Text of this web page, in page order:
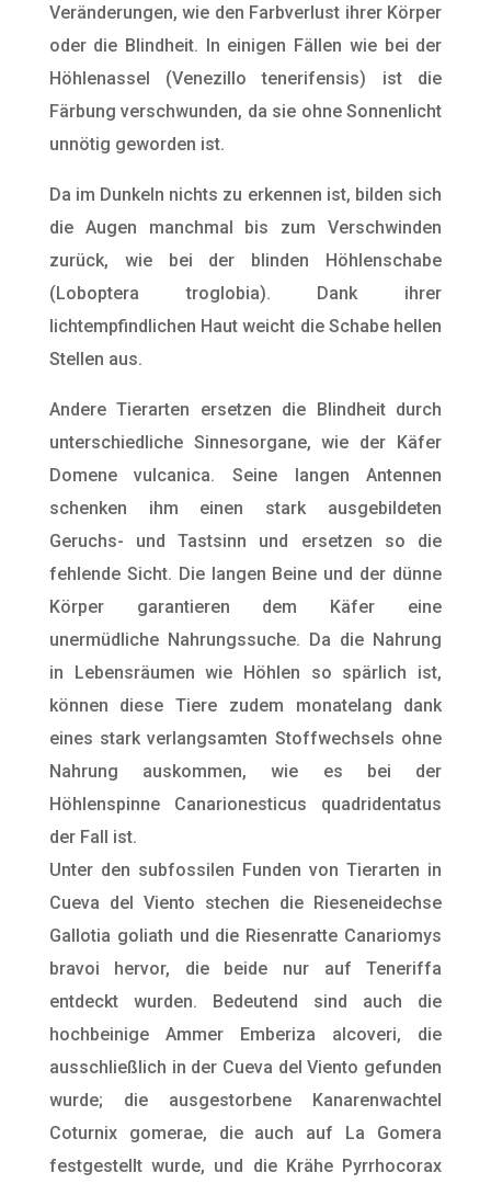
Veränderungen, wie den Farbverlust ihrer Körper
oder die Blindheit. In einigen Fällen wie bei der
Höhlenassel (Venezillo tenerifensis) ist die
Färbung verschwunden, da sie ohne Sonnenlicht
unnötig geworden ist.
Da im Dunkeln nichts zu erkennen ist, bilden sich
die Augen manchmal bis zum Verschwinden
zurück, wie bei der blinden Höhlenschabe
(Loboptera troglobia). Dank ihrer
lichtempfindlichen Haut weicht die Schabe hellen
Stellen aus.
Andere Tierarten ersetzen die Blindheit durch
unterschiedliche Sinnesorgane, wie der Käfer
Domene vulcanica. Seine langen Antennen
schenken ihm einen stark ausgebildeten
Geruchs- und Tastsinn und ersetzen so die
fehlende Sicht. Die langen Beine und der dünne
Körper garantieren dem Käfer eine
unermüdliche Nahrungssuche. Da die Nahrung
in Lebensräumen wie Höhlen so spärlich ist,
können diese Tiere zudem monatelang dank
eines stark verlangsamten Stoffwechsels ohne
Nahrung auskommen, wie es bei der
Höhlenspinne Canarionesticus quadridentatus
der Fall ist.
Unter den subfossilen Funden von Tierarten in
Cueva del Viento stechen die Rieseneidechse
Gallotia goliath und die Riesenratte Canariomys
bravoi hervor, die beide nur auf Teneriffa
entdeckt wurden. Bedeutend sind auch die
hochbeinige Ammer Emberiza alcoveri, die
ausschließlich in der Cueva del Viento gefunden
wurde; die ausgestorbene Kanarenwachtel
Coturnix gomerae, die auch auf La Gomera
festgestellt wurde, und die Krähe Pyrrhocorax